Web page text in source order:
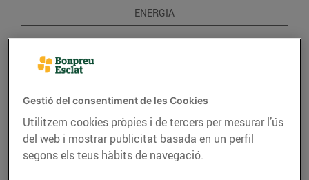
ENERGIA
Gestió del consentiment de les Cookies
Utilitzem cookies pròpies i de tercers per mesurar l’ús
del web i mostrar publicitat basada en un perfil
segons els teus hàbits de navegació.